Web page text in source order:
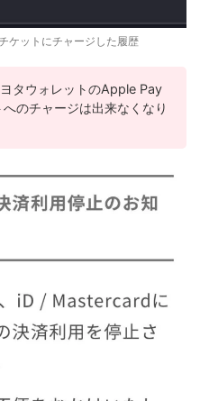
ケットにチャージした履歴
タウォレットのApple Pay
のチャージは出来なくなり